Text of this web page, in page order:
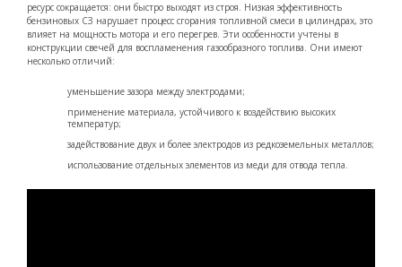
ресурс сокращается: они быстро выходят из строя. Низкая эффективность
бензиновых СЗ нарушает процесс сгорания топливной смеси в цилиндрах, это
влияет на мощность мотора и его перегрев. Эти особенности учтены в
конструкции свечей для воспламенения газообразного топлива. Они имеют
несколько отличий:
уменьшение зазора между электродами;
применение материала, устойчивого к воздействию высоких
температур;
задействование двух и более электродов из редкоземельных металлов;
использование отдельных элементов из меди для отвода тепла.